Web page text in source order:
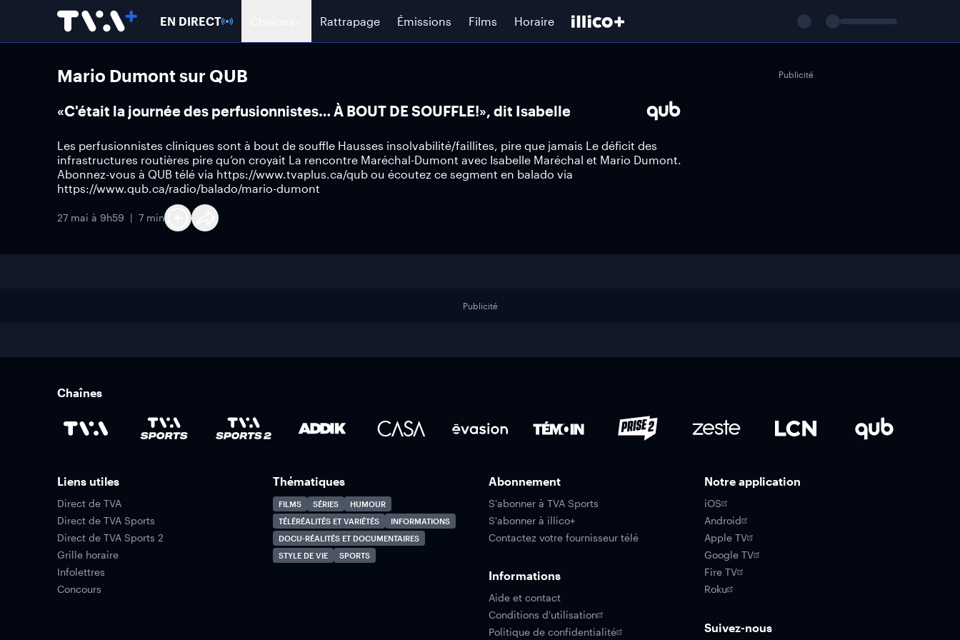
EN DIRECT Rattrapage Émissions Films Horaire
Mario Dumont sur QUB
«C'était la journée des perfusionnistes… À BOUT DE SOUFFLE!», dit Isabelle
Les perfusionnistes cliniques sont à bout de souffle Hausses insolvabilité/faillites, pire que jamais Le déficit des
infrastructures routières pire qu’on croyait La rencontre Maréchal-Dumont avec Isabelle Maréchal et Mario Dumont.
Abonnez-vous à QUB télé via https://www.tvaplus.ca/qub ou écoutez ce segment en balado via
https://www.qub.ca/radio/balado/mario-dumont
27 mai à 9h59 7 min
Publicité
Publicité
Chaînes
Liens utiles
Direct de TVA
Direct de TVA Sports
Direct de TVA Sports 2
Grille horaire
Infolettres
Concours
Thématiques
FILMS SÉRIES
HUMOUR
TÉLÉRÉALITÉS ET VARIÉTÉS
INFORMATIONS
DOCU-RÉALITÉS ET DOCUMENTAIRES
STYLE DE VIE
SPORTS
Abonnement
S'abonner à TVA Sports
S'abonner à illico+
Contactez votre fournisseur télé
Informations
Aide et contact
Conditions d'utilisation
Politique de confidentialité
Notre application
iOS
Android
Apple TV
Google TV
Fire TV
Roku
Suivez-nous